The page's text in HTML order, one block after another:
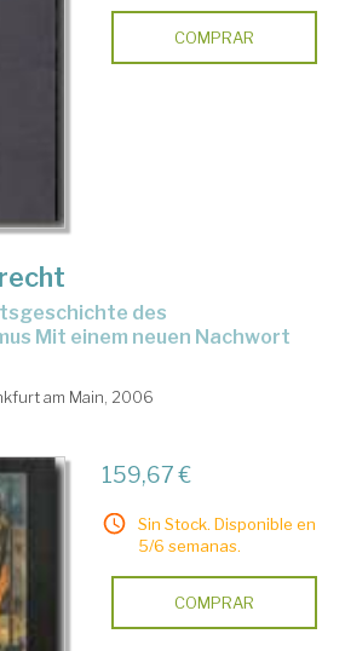
COMPRAR
Mit einem neuen Nachwort
am Main, 2006
159,67 €
Sin Stock. Disponible en
5/6 semanas.
COMPRAR